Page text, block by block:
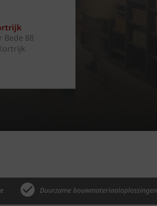
Bede 88
Duurzame bouwmateriaaloplossingen